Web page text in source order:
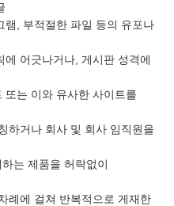
램, 부적절한 파일 등의 유포나
어긋나거나, 게시판 성격에
또는 이와 유사한 사이트를
하거나 회사 및 회사 임직원을
는 제품을 허락없이
례에 걸쳐 반복적으로 게재한